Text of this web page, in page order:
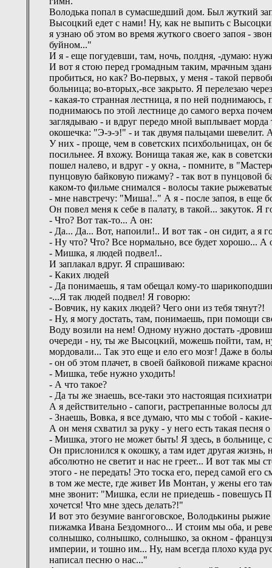
Володька попал в сумасшедший дом. Был жуткий
Высоцкий едет с нами! Ну, как не выпить с
я узнаю об этом во время жуткого своего запоя -
буйном..."
И я - еще погудевши, там, ночь, полдня, -думаю:
И вот я стою перед громадным таким, мрачным
пробиться, но как? Во-первых, у меня - такой
больница; во-вторых,-все закрыто. Я перелезаю
- какая-то странная лестница, я по ней
поднимаюсь по этой лестнице до самого верха
заглядываю - и вдруг передо мной выплывает морда
окошечка: "Э-э-э!" - и так двумя пальцами
У них - проще, чем в советских психбольницах, он
посильнее. Я вхожу. Вонища такая же, как в
пошел налево, и вдруг - у окна, - помните, в
пунцовую байковую пижаму? - так вот в пунцовой
каком-то фильме снимался - волосы такие
- мне навстречу: "Миша!.." А я - после запоя, в еще
Он повел меня к себе в палату, в такой... закуток. Я
- Что? Вот так-то... А он:
- Да... Да... Вот, напоили!.. И вот так - он сидит, а я
- Ну что? Что? Все нормально, все будет хорошо... А
- Мишка, я людей подвел!..
И заплакал вдруг. Я спрашиваю:
- Каких людей
- Да понимаешь, я там обещал кому-то
-...Я так людей подвел! Я говорю:
- Вовчик, ну каких людей? Чего они из тебя тянут?!
- Ну, я могу достать, там, понимаешь, при помощи
Воду возили на нем! Одному нужно достать -
очереди - ну, ты же Высоцкий, можешь пойти, там,
мордовали... Так это еще и ело его мозг! Даже в
- он об этом плачет, в своей байковой пижаме
- Мишка, тебе нужно уходить!
- А что такое?
- Да ты же знаешь, все-таки это настоящая
А я действительно - сапоги, растрепанные волосы
- Знаешь, Вовка, я все думаю, что мы с тобой -
А он меня схватил за руку - у него есть такая песня
- Мишка, этого не может быть! Я здесь, в больнице,
Он прислонился к окошку, а там идет другая
абсолютно не светит и нас не греет... И вот так мы
этого - не передать! Это тоска его, перед самой
в том же месте, где живет Ив Монтан, у жены его
мне звонит: "Мишка, если не приедешь - повешусь
хочется! Что мне здесь делать?!"
И вот это безумие вангоговское, Володькины
пижамка Ивана Бездомного... И стоим мы оба, и
солнышко, солнышко, солнышко, за окном -
империи, и тошно им... Ну, нам всегда плохо куда
написал песню о нас..."